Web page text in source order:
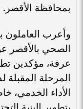
بمحافظة الأقصر.
وأعرب
الصحي بالأقصر
عرفة، مؤكدين
المرحلة
الأداء الخدمي،